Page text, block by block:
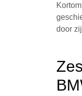
door